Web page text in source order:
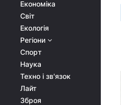
Економіка
Світ
Екологія
Регіони
Спорт
Наука
Техно і зв'язок
Лайт
Зброя